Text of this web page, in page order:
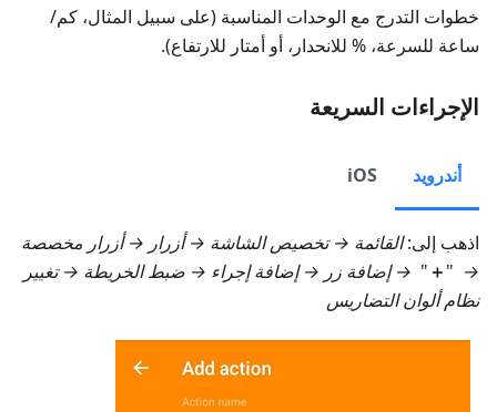
خطوات التدرج مع الوحدات المناسبة (على سبيل المثال، كم/
ساعة للسرعة، % للانحدار، أو أمتار للارتفاع).
الإجراءات السريعة
أندرويد iOS
اذهب إلى:القائمة → تخصيص الشاشة → أزرار → أزرار مخصصة
→
"
＋
"
→إضافة زر → إضافة إجراء → ضبط الخريطة → تغيير
نظام ألوان التضاريس